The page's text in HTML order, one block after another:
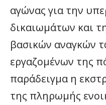
αγώνας για την
δικαιωμάτων και
βασικών αναγκών
εργαζομένων της
παράδειγμα η
της πληρωμής